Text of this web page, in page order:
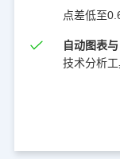
点差低至
自动图表
技术分析